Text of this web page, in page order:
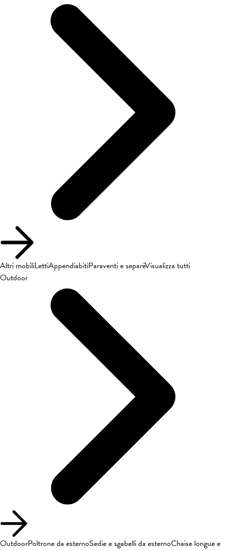
Altri mobiliLettiAppendiabitiParaventi e separéVisualizza tutti
Outdoor
OutdoorPoltrone da esternoSedie e sgabelli da esternoChaise longue e